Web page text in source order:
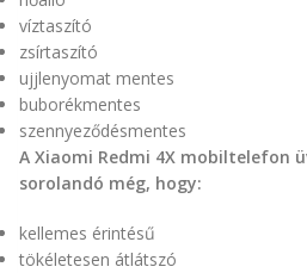
víztaszító
zsírtaszító
ujjlenyomat mentes
buborékmentes
szennyeződésmentes
A Xiaomi Redmi 4X mobiltelefon
sorolandó még, hogy:
kellemes érintésű
tökéletesen átlátszó